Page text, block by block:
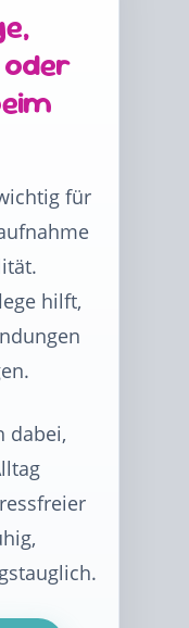
für
hilft,
dabei,